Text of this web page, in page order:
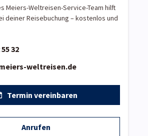
Meiers-Weltreisen-Service-Team hilft
deiner Reisebuchung – kostenlos und
32
weltreisen.de
Termin vereinbaren
Anrufen